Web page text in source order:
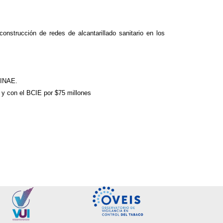
de redes de alcantarillado sanitario en los
con el BCIE por $75 millones